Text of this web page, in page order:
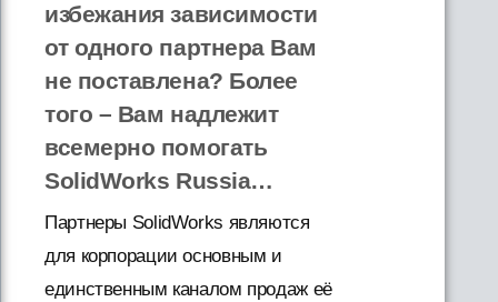
избежания зависимости
от одного партнера Вам
не поставлена? Более
того – Вам надлежит
всемерно помогать
SolidWorks Russia…
Партнеры SolidWorks являются
для корпорации основным и
единственным каналом продаж её